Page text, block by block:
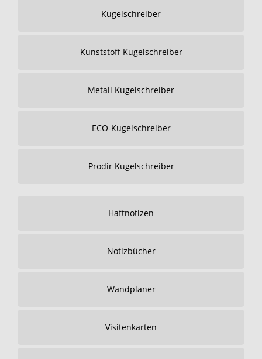
Kugelschreiber
Kunststoff Kugelschreiber
Metall Kugelschreiber
ECO-Kugelschreiber
Prodir Kugelschreiber
Haftnotizen
Notizbücher
Wandplaner
Visitenkarten